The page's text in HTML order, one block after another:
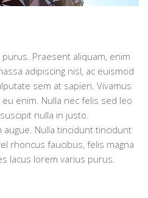
Praesent aliquam, enim
adipiscing nisl, ac euismod
sem at sapien. Vivamus
enim. Nulla nec felis sed leo
nulla in justo.
Nulla tincidunt tincidunt
rhoncus faucibus, felis magna
lacus lorem varius purus.